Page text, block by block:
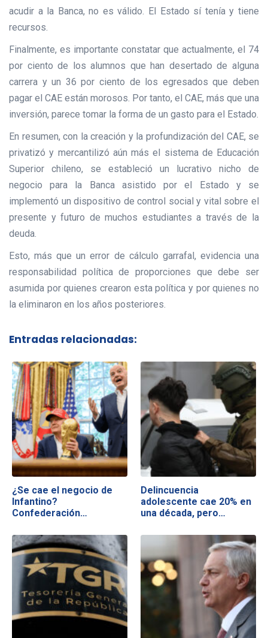
acudir a la Banca, no es válido. El Estado sí tenía y tiene
recursos.
Finalmente, es importante constatar que actualmente, el 74
por ciento de los alumnos que han desertado de alguna
carrera y un 36 por ciento de los egresados que deben
pagar el CAE están morosos. Por tanto, el CAE, más que una
inversión, parece tomar la forma de un gasto para el Estado.
En resumen, con la creación y la profundización del CAE, se
privatizó y mercantilizó aún más el sistema de Educación
Superior chileno, se estableció un lucrativo nicho de
negocio para la Banca asistido por el Estado y se
implementó un dispositivo de control social y vital sobre el
presente y futuro de muchos estudiantes a través de la
deuda.
Esto, más que un error de cálculo garrafal, evidencia una
responsabilidad política de proporciones que debe ser
asumida por quienes crearon esta política y por quienes no
la eliminaron en los años posteriores.
Entradas relacionadas:
¿Se cae el negocio de
Infantino?
Confederación…
Delincuencia
adolescente cae 20% en
una década, pero…